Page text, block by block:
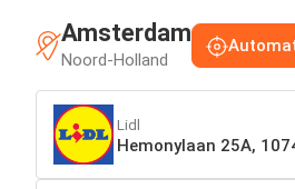
Amsterdam
Noord-Holland
Lidl
Hemonylaan 25A,